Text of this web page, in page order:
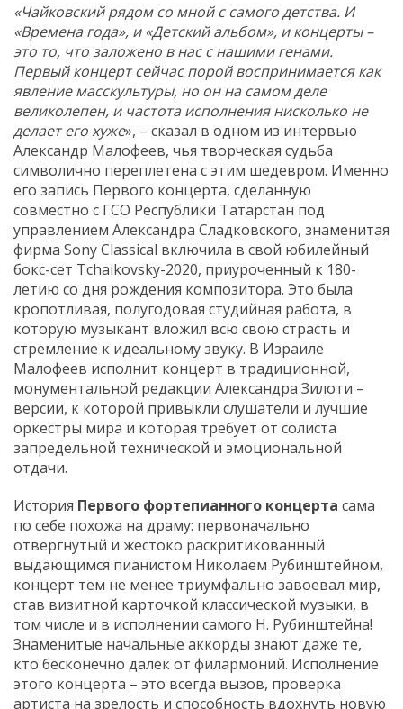
«Чайковский рядом со мной с самого детства. И
«Времена года», и «Детский альбом», и концерты –
это то, что заложено в нас с нашими генами.
Первый концерт сейчас порой воспринимается как
явление масскультуры, но он на самом деле
великолепен, и частота исполнения нисколько не
делает его хуже», – сказал в одном из интервью
Александр Малофеев, чья творческая судьба
символично переплетена с этим шедевром. Именно
его запись Первого концерта, сделанную
совместно с ГСО Республики Татарстан под
управлением Александра Сладковского, знаменитая
фирма Sony Classical включила в свой юбилейный
бокс-сет Tchaikovsky-2020, приуроченный к 180-
летию со дня рождения композитора. Это была
кропотливая, полугодовая студийная работа, в
которую музыкант вложил всю свою страсть и
стремление к идеальному звуку. В Израиле
Малофеев исполнит концерт в традиционной,
монументальной редакции Александра Зилоти –
версии, к которой привыкли слушатели и лучшие
оркестры мира и которая требует от солиста
запредельной технической и эмоциональной
отдачи.
История Первого фортепианного концерта сама
по себе похожа на драму: первоначально
отвергнутый и жестоко раскритикованный
выдающимся пианистом Николаем Рубинштейном,
концерт тем не менее триумфально завоевал мир,
став визитной карточкой классической музыки, в
том числе и в исполнении самого Н. Рубинштейна!
Знаменитые начальные аккорды знают даже те,
кто бесконечно далек от филармоний. Исполнение
этого концерта – это всегда вызов, проверка
артиста на зрелость и способность вдохнуть новую